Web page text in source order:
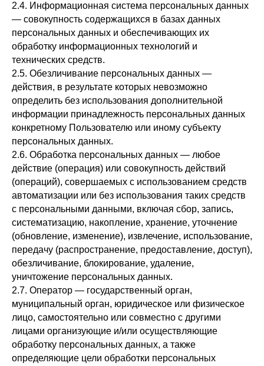
2.4. Информационная система персональных данных
— совокупность содержащихся в базах данных
персональных данных и обеспечивающих их
обработку информационных технологий и
технических средств.
2.5. Обезличивание персональных данных —
действия, в результате которых невозможно
определить без использования дополнительной
информации принадлежность персональных данных
конкретному Пользователю или иному субъекту
персональных данных.
2.6. Обработка персональных данных — любое
действие (операция) или совокупность действий
(операций), совершаемых с использованием средств
автоматизации или без использования таких средств
с персональными данными, включая сбор, запись,
систематизацию, накопление, хранение, уточнение
(обновление, изменение), извлечение, использование,
передачу (распространение, предоставление, доступ),
обезличивание, блокирование, удаление,
уничтожение персональных данных.
2.7. Оператор — государственный орган,
муниципальный орган, юридическое или физическое
лицо, самостоятельно или совместно с другими
лицами организующие и/или осуществляющие
обработку персональных данных, а также
определяющие цели обработки персональных